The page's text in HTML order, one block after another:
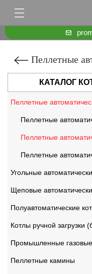
Пеллетные
КАТАЛОГ
Пеллетные
Пеллетные
Пеллетные
Пеллетные
Угольные
Щеповые
Полуавтоматические
Котлы ручной загрузки
Промышленные
Пеллетные камины